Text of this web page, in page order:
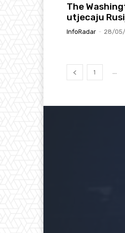
The
utjecaju
InfoRadar - 28/
1 ...